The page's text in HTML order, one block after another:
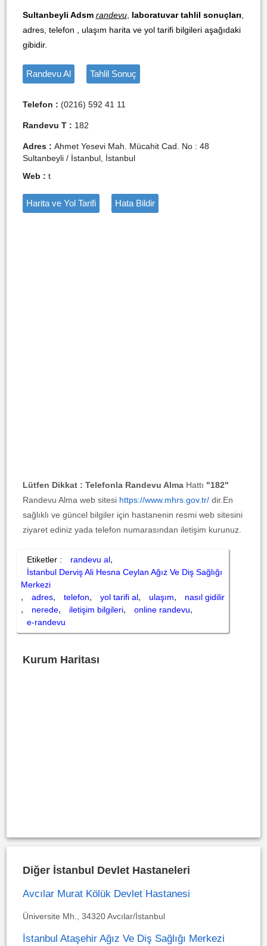
Sultanbeyli Adsm randevu, laboratuvar tahlil sonuçları
adres, telefon , ulaşım harita ve yol tarifi bilgileri aşağıdaki
gibidir.
Randevu Al Tahlil Sonuç
Telefon : (0216) 592 41 11
Randevu T : 182
Adres : Ahmet Yesevi Mah. Mücahit Cad. No : 48
Sultanbeyli / İstanbul, İstanbul
Web : t
Harita ve Yol Tarifi Hata Bildir
Lütfen Dikkat : Telefonla Randevu AlmaHattı "182"
Randevu Alma web sitesi https://www.mhrs.gov.tr/dir.En
sağlıklı ve güncel bilgiler için hastanenin resmi web sitesini
ziyaret ediniz yada telefon numarasından iletişim kurunuz.
Etiketler : randevu al,
İstanbul Derviş Ali Hesna Ceylan Ağız Ve Diş Sağlığı
Merkezi
, adres, telefon, yol tarifi al, ulaşım, nasıl gidilir
, nerede, iletişim bilgileri, online randevu,
e-randevu
Kurum Haritası
Diğer İstanbul Devlet Hastaneleri
Avcılar Murat Kölük Devlet Hastanesi
Üniversite Mh., 34320 Avcılar/İstanbul
İstanbul Ataşehir Ağız Ve Diş Sağlığı Merkezi